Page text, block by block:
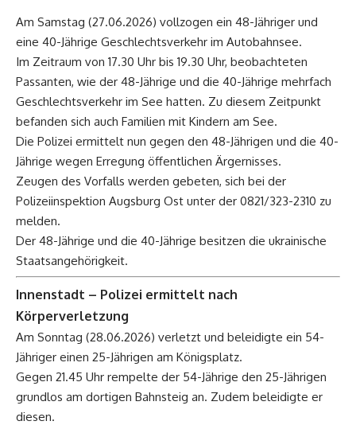
Am Samstag (27.06.2026) vollzogen ein 48-Jähriger und
eine 40-Jährige Geschlechtsverkehr im Autobahnsee.
Im Zeitraum von 17.30 Uhr bis 19.30 Uhr, beobachteten
Passanten, wie der 48-Jährige und die 40-Jährige mehrfach
Geschlechtsverkehr im See hatten. Zu diesem Zeitpunkt
befanden sich auch Familien mit Kindern am See.
Die Polizei ermittelt nun gegen den 48-Jährigen und die 40-
Jährige wegen Erregung öffentlichen Ärgernisses.
Zeugen des Vorfalls werden gebeten, sich bei der
Polizeiinspektion Augsburg Ost unter der 0821/323-2310 zu
melden.
Der 48-Jährige und die 40-Jährige besitzen die ukrainische
Staatsangehörigkeit.
Innenstadt – Polizei ermittelt nach
Körperverletzung
Am Sonntag (28.06.2026) verletzt und beleidigte ein 54-
Jähriger einen 25-Jährigen am Königsplatz.
Gegen 21.45 Uhr rempelte der 54-Jährige den 25-Jährigen
grundlos am dortigen Bahnsteig an. Zudem beleidigte er
diesen.